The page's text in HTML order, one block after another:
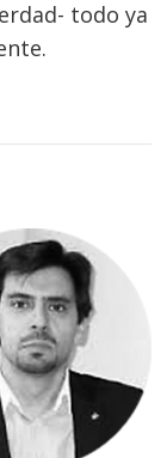
todo ya